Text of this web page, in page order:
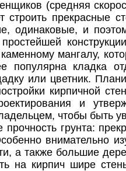
(средняя
прекрасные
одинаковые, и
мангалу,
популярна кладка
или цветник.
кирпичной
и
чтобы быть
грунта:
внимательно
а также большие
на кирпич шире